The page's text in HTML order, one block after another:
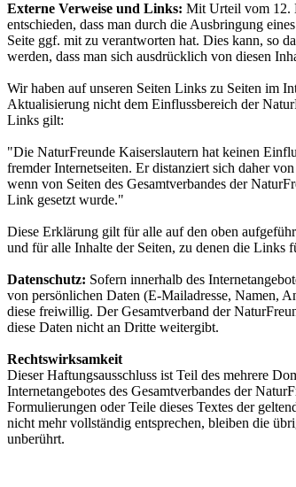
Externe Verweise und Links: Mit Urteil vom 12.
entschieden, dass man durch die Ausbringung
Seite ggf. mit zu verantworten hat. Dies kann, so
werden, dass man sich ausdrücklich von diesen
Wir haben auf unseren Seiten Links zu Seiten im
Aktualisierung nicht dem Einflussbereich der
Links gilt:
"Die NaturFreunde Kaiserslautern hat keinen
fremder Internetseiten. Er distanziert sich daher
wenn von Seiten des Gesamtverbandes der
Link gesetzt wurde."
Diese Erklärung gilt für alle auf den oben
und für alle Inhalte der Seiten, zu denen die Links
Datenschutz: Sofern innerhalb des
von persönlichen Daten (E-Mailadresse, Namen,
diese freiwillig. Der Gesamtverband der
diese Daten nicht an Dritte weitergibt.
Rechtswirksamkeit
Dieser Haftungsausschluss ist Teil des mehrere
Internetangebotes des Gesamtverbandes der
Formulierungen oder Teile dieses Textes der
nicht mehr vollständig entsprechen, bleiben die
unberührt.